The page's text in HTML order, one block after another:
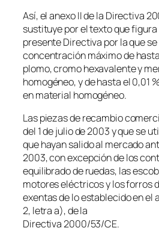
Así, el anexo II de la Directiva
sustituye por el texto que figura
presente Directiva por la que
concentración máximo de hasta
plomo, cromo hexavalente y
homogéneo, y de hasta el 0,01
en material homogéneo.
Las piezas de recambio
del 1 de julio de 2003 y que se
que hayan salido al mercado
2003, con excepción de los
equilibrado de ruedas, las
motores eléctricos y los forros
exentas de lo establecido en el
2, letra a), de la
Directiva 2000/53/CE.